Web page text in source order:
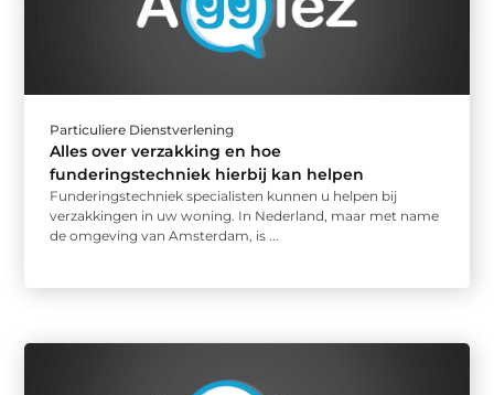
Particuliere Dienstverlening
Alles over verzakking en hoe
funderingstechniek hierbij kan helpen
Funderingstechniek specialisten kunnen u helpen bij
verzakkingen in uw woning. In Nederland, maar met name
de omgeving van Amsterdam, is ...